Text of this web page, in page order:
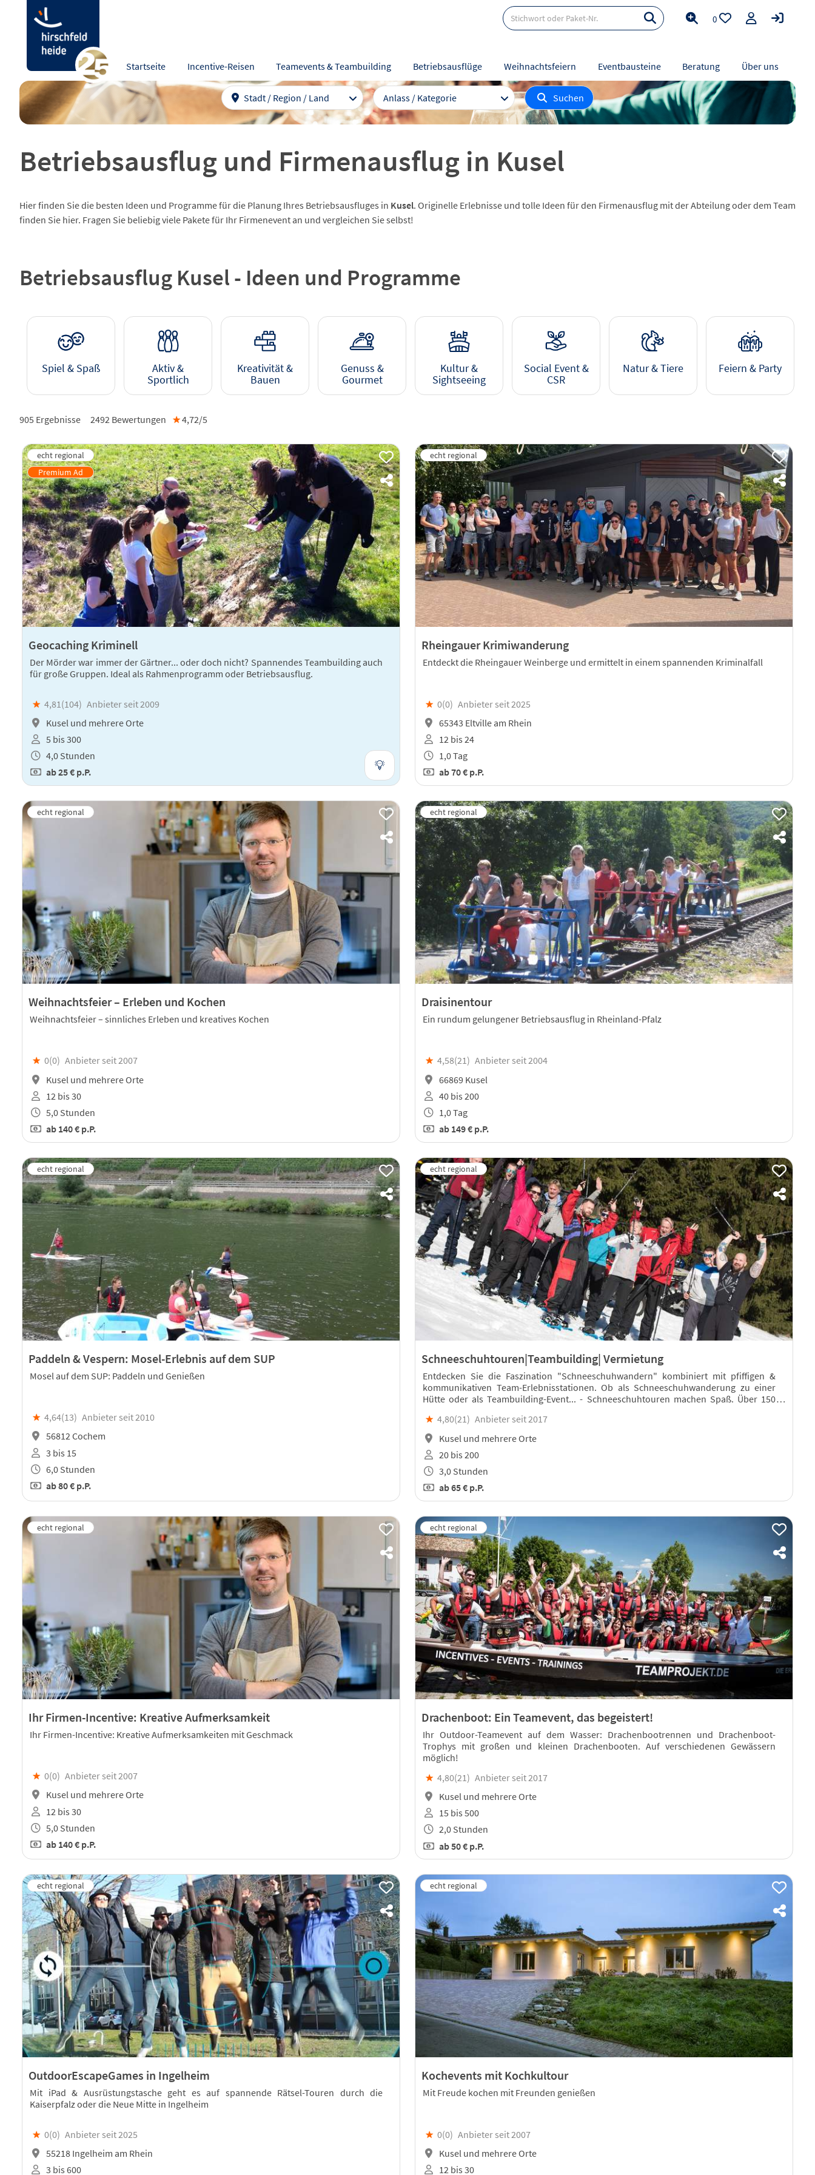
Startseite Incentive-Reisen Teamevents & Teambuilding Betriebsausflüge Weihnachtsfeiern Eventbausteine Beratung Über uns
0
Stadt / Region / Land Anlass / Kategorie Suchen
Betriebsausflug und Firmenausflug in Kusel
Hier finden Sie die besten Ideen und Programme für die Planung Ihres Betriebsausfluges in Kusel. Originelle Erlebnisse und tolle Ideen für den Firmenausflug mit der Abteilung oder dem Team
finden Sie hier. Fragen Sie beliebig viele Pakete für Ihr Firmenevent an und vergleichen Sie selbst!
Betriebsausflug Kusel - Ideen und Programme
Spiel & Spaß
Aktiv &
Sportlich
Kreativität &
Bauen
Genuss &
Gourmet
Kultur &
Sightseeing
Social Event &
CSR
Natur & Tiere Feiern & Party
905 Ergebnisse 2492 Bewertungen ★4,72/5
Geocaching Kriminell
Der Mörder war immer der Gärtner... oder doch nicht? Spannendes Teambuilding auch
für große Gruppen. Ideal als Rahmenprogramm oder Betriebsausflug.
★ 4,81(104) Anbieter seit 2009
Kusel und mehrere Orte
5 bis 300
4,0 Stunden
ab25 € p.P.
Rheingauer Krimiwanderung
Entdeckt die Rheingauer Weinberge und ermittelt in einem spannenden Kriminalfall
★ 0(0) Anbieter seit 2025
65343 Eltville am Rhein
12 bis 24
1,0 Tag
ab70 € p.P.
Weihnachtsfeier – Erleben und Kochen
Weihnachtsfeier – sinnliches Erleben und kreatives Kochen
★ 0(0) Anbieter seit 2007
Kusel und mehrere Orte
12 bis 30
5,0 Stunden
ab 140 € p.P.
Draisinentour
Ein rundum gelungener Betriebsausflug in Rheinland-Pfalz
★ 4,58(21) Anbieter seit 2004
66869 Kusel
40 bis 200
1,0 Tag
ab 149 € p.P.
Paddeln & Vespern: Mosel-Erlebnis auf dem SUP
Mosel auf dem SUP: Paddeln und Genießen
★ 4,64(13) Anbieter seit 2010
56812 Cochem
3 bis 15
6,0 Stunden
ab80 € p.P.
Schneeschuhtouren|Teambuilding| Vermietung
Entdecken Sie die Faszination "Schneeschuhwandern" kombiniert mit pfiffigen &
kommunikativen Team-Erlebnisstationen. Ob als Schneeschuhwanderung zu einer
Hütte oder als Teambuilding-Event... - Schneeschuhtouren machen Spaß. Über 150
★ 4,80(21) Anbieter seit 2017
Kusel und mehrere Orte
20 bis 200
3,0 Stunden
ab65 € p.P.
Ihr Firmen-Incentive: Kreative Aufmerksamkeit
Ihr Firmen-Incentive: Kreative Aufmerksamkeiten mit Geschmack
★ 0(0) Anbieter seit 2007
Kusel und mehrere Orte
12 bis 30
5,0 Stunden
ab 140 € p.P.
Drachenboot: Ein Teamevent, das begeistert!
Ihr Outdoor-Teamevent auf dem Wasser: Drachenbootrennen und Drachenboot-
Trophys mit großen und kleinen Drachenbooten. Auf verschiedenen Gewässern
möglich!
★ 4,80(21 ) Anbieter seit 2017
Kusel und mehrere Orte
15 bis 500
2,0 Stunden
ab50 € p.P.
OutdoorEscapeGames in Ingelheim
Mit iPad & Ausrüstungstasche geht es auf spannende Rätsel-Touren durch die
Kaiserpfalz oder die Neue Mitte in Ingelheim
★ 0(0) Anbieter seit 2025
55218 Ingelheim am Rhein
3 bis 600
Kochevents mit Kochkultour
Mit Freude kochen mit Freunden genießen
★ 0(0) Anbieter seit 2007
Kusel und mehrere Orte
12 bis 30